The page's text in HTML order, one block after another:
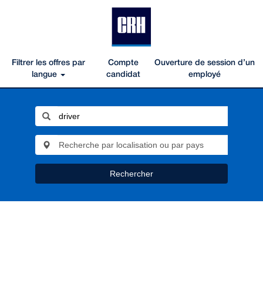
Filtrer les offres par
langue
Compte
candidat
Ouverture de session d’un
employé
Rechercher